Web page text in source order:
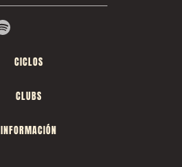
CICLOS
CLUBS
INFORMACIÓN